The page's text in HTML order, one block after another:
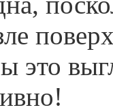
это